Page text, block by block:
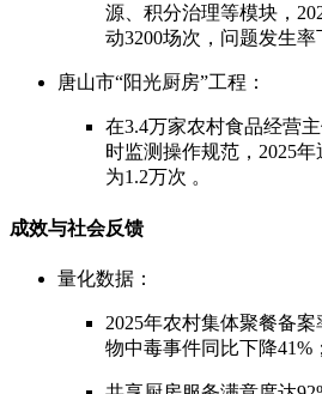
源、积分治理等模块，
动3200场次，问题发生率
唐山市“阳光厨房”工程：
在3.4万家农村食品经营
时监测操作规范，2025
为1.2万次 。
成效与社会反馈
量化数据：
2025年农村集体聚餐备
物中毒事件同比下降41%；